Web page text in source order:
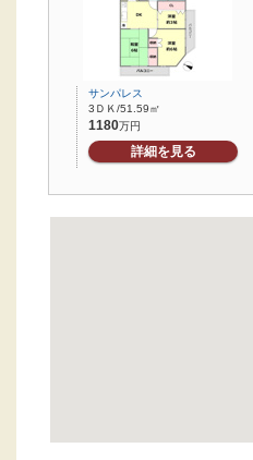
サンパレス
3ＤＫ/51.59㎡
1180万円
詳細を見る